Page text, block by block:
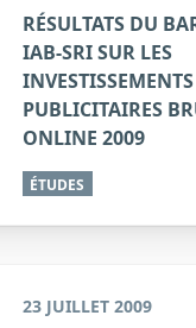
RÉSULTATS DU
IAB-SRI SUR LES
INVESTISSEMENTS
PUBLICITAIRES
ONLINE 2009
ÉTUDES
23 JUILLET 2009